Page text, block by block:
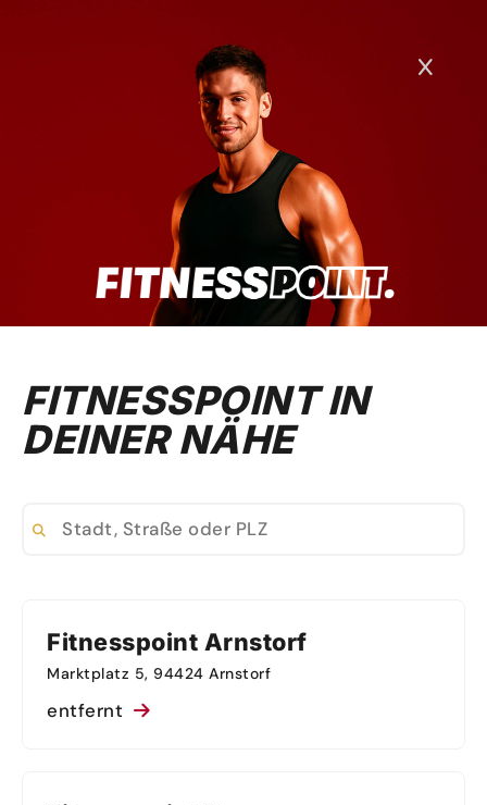
FITNESSPOINT IN
DEINER NÄHE
Stadt, Straße oder PLZ
Fitnesspoint Arnstorf
Marktplatz 5, 94424 Arnstorf
entfernt